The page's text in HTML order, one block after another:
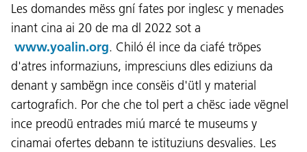
Les domandes mëss gní fates por inglesc y menades
inant cina ai 20 de ma dl 2022 sot a
www.yoalin.org. Chiló él ince da ciafé tröpes
d'atres informaziuns, impresciuns dles ediziuns da
denant y sambëgn ince consëis d'ütl y material
cartografich. Por che che tol pert a chësc iade vëgnel
ince preodü entrades miú marcé te museums y
cinamai ofertes debann te istituziuns desvalies. Les